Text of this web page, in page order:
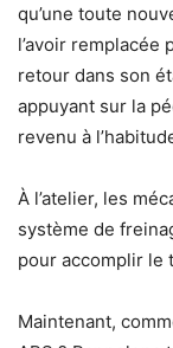
qu’une toute
l’avoir remplacée
retour dans son
appuyant sur la
revenu à
À l’atelier, les
système de
pour accomplir le
Maintenant,